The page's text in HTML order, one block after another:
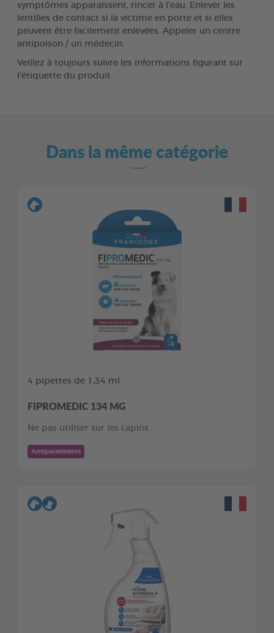
symptômes apparaissent, rincer à l’eau. Enlever les
lentilles de contact si la victime en porte et si elles
peuvent être facilement enlevées. Appeler un centre
antipoison / un médecin.
Veillez à toujours suivre les informations figurant sur
l’étiquette du produit.
Dans la même catégorie
4 pipettes de 1,34 ml
FIPROMEDIC 134 MG
Ne pas utiliser sur les Lapins
Antiparasitaires